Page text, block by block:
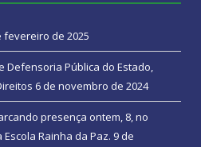
fevereiro de 2025
Defensoria Pública do Estado,
6 de novembro de 2024
presença ontem, 8, no
Rainha da Paz. 9 de